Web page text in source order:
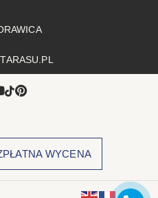
WYCENA